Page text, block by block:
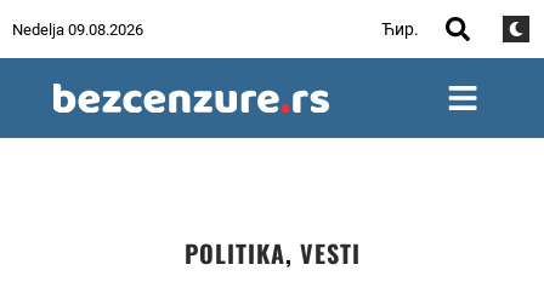
Nedelja 09.08.2026 Ћир.
POLITIKA, VESTI